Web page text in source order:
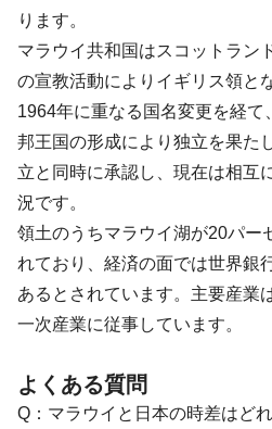
ります。
マラウイ共和国はスコットラン
の宣教活動によりイギリス領と
1964年に重なる国名変更を経て
邦王国の形成により独立を果た
立と同時に承認し、現在は相互
況です。
領土のうちマラウイ湖が20パー
れており、経済の面では世界銀
あるとされています。主要産業
一次産業に従事しています。
よくある質問
Q：マラウイと日本の時差はど